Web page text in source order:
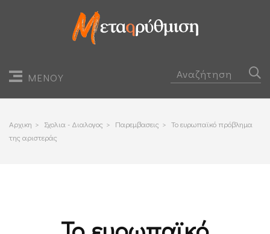
ΜΕΝΟΥ
Αρχικη > Σχολια - Διαλογος > Παρεμβασεις > Το ευρωπαϊκό πρόβλημα
της αριστεράς